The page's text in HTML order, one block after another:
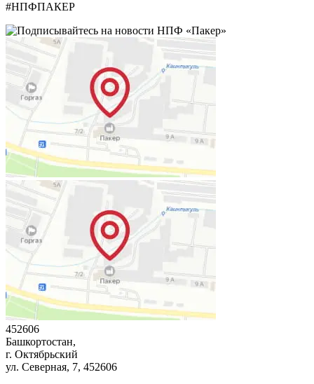
#НПФПАКЕР
452606
Башкортостан,
г. Октябрьский
ул. Северная, 7, 452606